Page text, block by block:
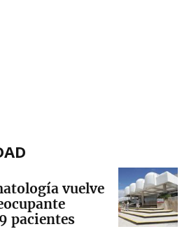
vuelve
pacientes